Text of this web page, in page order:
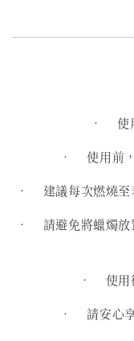
•
使
•
使用前
•
建議每次燃燒
•
請避免將蠟燭
•
使
•
請安心